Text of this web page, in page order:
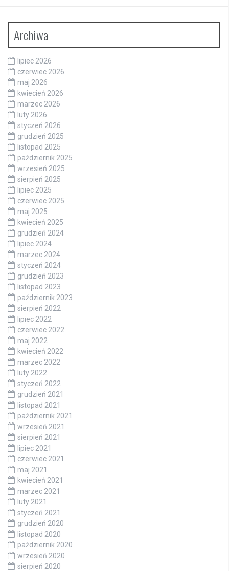
Archiwa
lipiec 2026
czerwiec 2026
maj 2026
kwiecień 2026
marzec 2026
luty 2026
styczeń 2026
grudzień 2025
listopad 2025
październik 2025
wrzesień 2025
sierpień 2025
lipiec 2025
czerwiec 2025
maj 2025
kwiecień 2025
grudzień 2024
lipiec 2024
marzec 2024
styczeń 2024
grudzień 2023
listopad 2023
październik 2023
sierpień 2022
lipiec 2022
czerwiec 2022
maj 2022
kwiecień 2022
marzec 2022
luty 2022
styczeń 2022
grudzień 2021
listopad 2021
październik 2021
wrzesień 2021
sierpień 2021
lipiec 2021
czerwiec 2021
maj 2021
kwiecień 2021
marzec 2021
luty 2021
styczeń 2021
grudzień 2020
listopad 2020
październik 2020
wrzesień 2020
sierpień 2020